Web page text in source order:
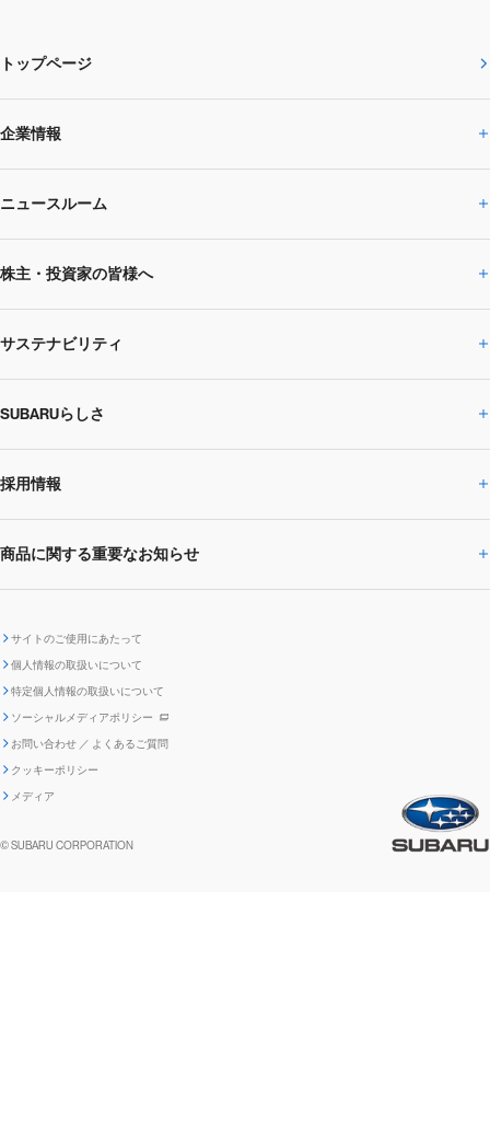
トップページ
企業情報
企業情報トップ
SUBARUのありたい姿
SUBARU 2025方針
事業所・関係会社
ニュースルーム
ニュースルームトップ
ニュースリリース
閉じる
株主・投資家の皆様へ
株主・投資家の皆様へトップ
企業・経営
IRライブラリー
株主・投資家サポート
IRカレンダー
ディスクロージャー
ポリシー
サステナビリティ
サステナビリティトップ
CEOサステナビリティ
環境
ガバナンス
サステナビリティ関連方針・ガイ
SUBARUらしさ
SUBARUらしさトップ
SUBARUびと
SUBARUデザイン
際立たせる技術
2.環境技術
閉じる
採用情報
採用情報トップ
販売会社グループ採用
高校生採用
商品に関する重要なお知らせ
SUBARU ハイブリッド車 レスキュ
ー時の取扱い
自動車リサイクル
SUBARUのロゴ・標章を不正使用
した模倣品にご注意ください
サイトのご使用にあたって
個人情報の取扱いについて
特定個人情報の取扱いについて
ソーシャルメディアポリシー
お問い合わせ ／ よくあるご質問
クッキーポリシー
メディア
© SUBARU CORPORATION